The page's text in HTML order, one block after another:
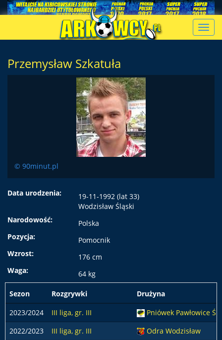
Przemysław Szkatuła
© 90minut.pl
Data urodzenia:
19-11-1992 (lat 33)
Wodzisław Śląski
Narodowość:
Polska
Pozycja:
Pomocnik
Wzrost:
176 cm
Waga:
64 kg
Sezon Rozgrywki
Drużyna
2023/2024
III liga, gr. III
Pniówek Pawłowice
2022/2023
III liga, gr. III
Odra Wodzisław